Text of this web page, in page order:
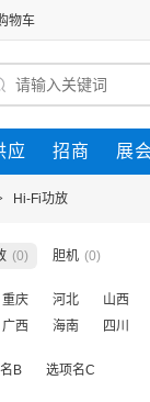
物车
应 招商 展
Hi-Fi功放
(0) 胆机 (0)
重庆 河北 山西
广西 海南 四川
B 选项名C